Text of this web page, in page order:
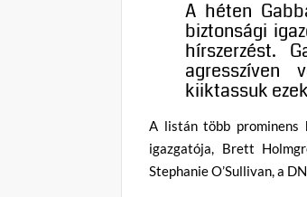
A héten
biztonsági
hírszerzést.
agresszíven
kiiktassuk
A listán több prominens
igazgatója, Brett
Stephanie O’Sullivan, a